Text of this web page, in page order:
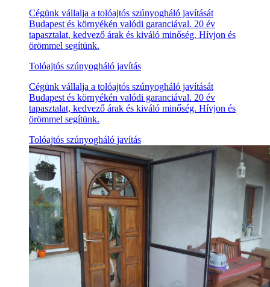
Cégünk vállalja a tolóajtós szúnyogháló javítását
Budapest és környékén valódi garanciával. 20 év
tapasztalat, kedvező árak és kiváló minőség. Hívjon és
örömmel segítünk.
Tolóajtós szúnyogháló javítás
Cégünk vállalja a tolóajtós szúnyogháló javítását
Budapest és környékén valódi garanciával. 20 év
tapasztalat, kedvező árak és kiváló minőség. Hívjon és
örömmel segítünk.
Tolóajtós szúnyogháló javítás